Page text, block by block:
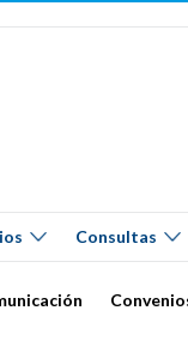
Consultas